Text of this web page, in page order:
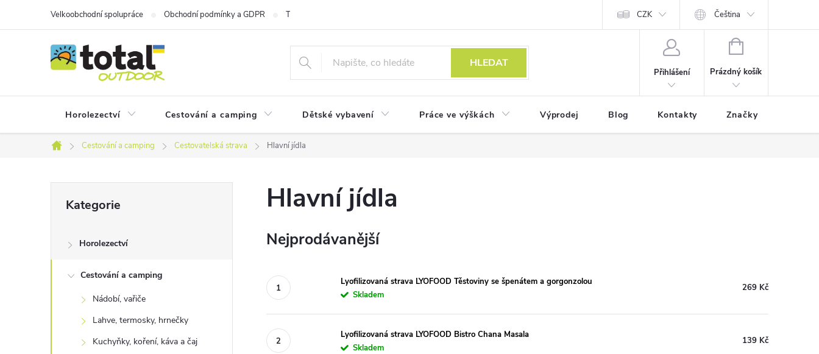
Velkoobchodní spolupráce Obchodní podmínky a GDPR Technologie CZK Čeština
HLEDAT
Přihlášení
NÁKUPNÍ
Prázdný košík
Horolezectví Cestování a camping Dětské vybavení Práce ve výškách Výprodej Blog Kontakty Značky
Domů
Cestování a camping Cestovatelská strava Hlavní jídla
s
kategorie
Kategorie
Horolezectví
Cestování a camping
Nádobí, vařiče
Lahve, termosky, hrnečky
Kuchyňky, koření, káva a čaj
Hlavní jídla
Nejprodávanější
Lyofilizovaná strava LYOFOOD Těstoviny se špenátem a gorgonzolou
Skladem
269 Kč
Lyofilizovaná strava LYOFOOD Bistro Chana Masala
Skladem
139 Kč